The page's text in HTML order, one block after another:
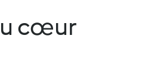
cœur